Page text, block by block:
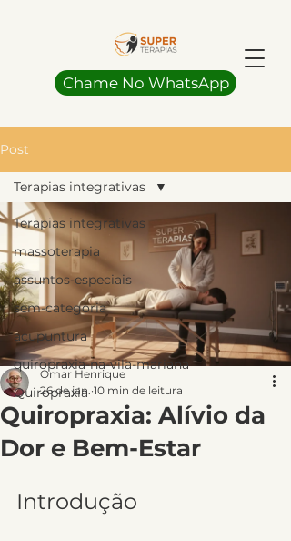
Chame No WhatsApp
Post
Terapias integrativas
massoterapia
assuntos-especiais
sem-categoria
acupuntura
quiropraxia-na-vila-mariana
Quiropraxia
Terapias integrativas
Quiropraxia: Alívio da
Dor e Bem-Estar
Omar Henrique
26 de jan. 10 min de leitura
Introdução